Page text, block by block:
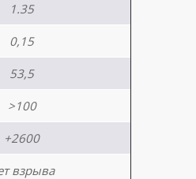
1.35
0,15
53,5
>100
+2600
взрыва